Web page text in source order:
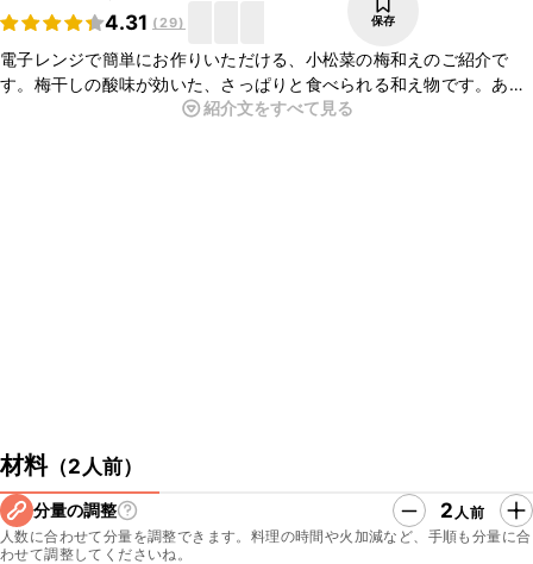
4.31 (29) 保存
電子レンジで簡単にお作りいただける、小松菜の梅和えのご紹介で
す。梅干しの酸味が効いた、さっぱりと食べられる和え物です。あっ
という間にお作りいただけるので、あともう一品というときにもおす
紹介文をすべて見る
材料（2人前）
分量の調整 2 人前
人数に合わせて分量を調整できます。料理の時間や火加減など、手順も分量に合
わせて調整してくださいね。